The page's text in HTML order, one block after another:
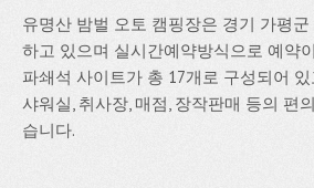
유명산 밤벌 오토 캠핑장은 경기 가평
하고 있으며 실시간예약방식으로 예약
파쇄석 사이트가 총 17개로 구성되어 있
샤워실, 취사장, 매점, 장작판매 등의 편
습니다.